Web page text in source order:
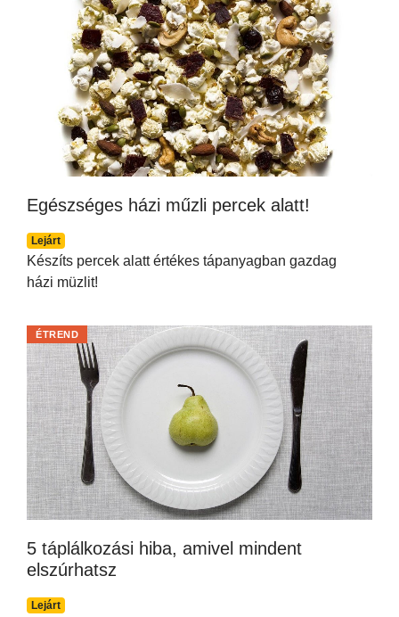
Egészséges házi műzli percek alatt!
Lejárt
Készíts percek alatt értékes tápanyagban gazdag
házi müzlit!
5 táplálkozási hiba, amivel mindent
elszúrhatsz
Lejárt
ÉTREND